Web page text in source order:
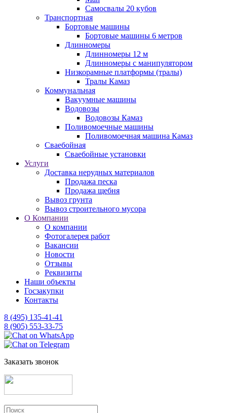
Самосвалы 20 кубов
Транспортная
Бортовые машины
Бортовые машины 6 метров
Длинномеры
Длинномеры 12 м
Длинномеры с манипулятором
Низкорамные платформы (тралы)
Тралы Камаз
Коммунальная
Вакуумные машины
Водовозы
Водовозы Камаз
Поливомоечные машины
Поливомоечная машина Камаз
Сваебойная
Сваебойные установки
Услуги
Доставка нерудных материалов
Продажа песка
Продажа щебня
Вывоз грунта
Вывоз строительного мусора
О Компании
О компании
Фотогалерея работ
Вакансии
Новости
Отзывы
Реквизиты
Наши объекты
Госзакупки
Контакты
8 (495) 135-41-41
8 (905) 553-33-75
Заказать звонок